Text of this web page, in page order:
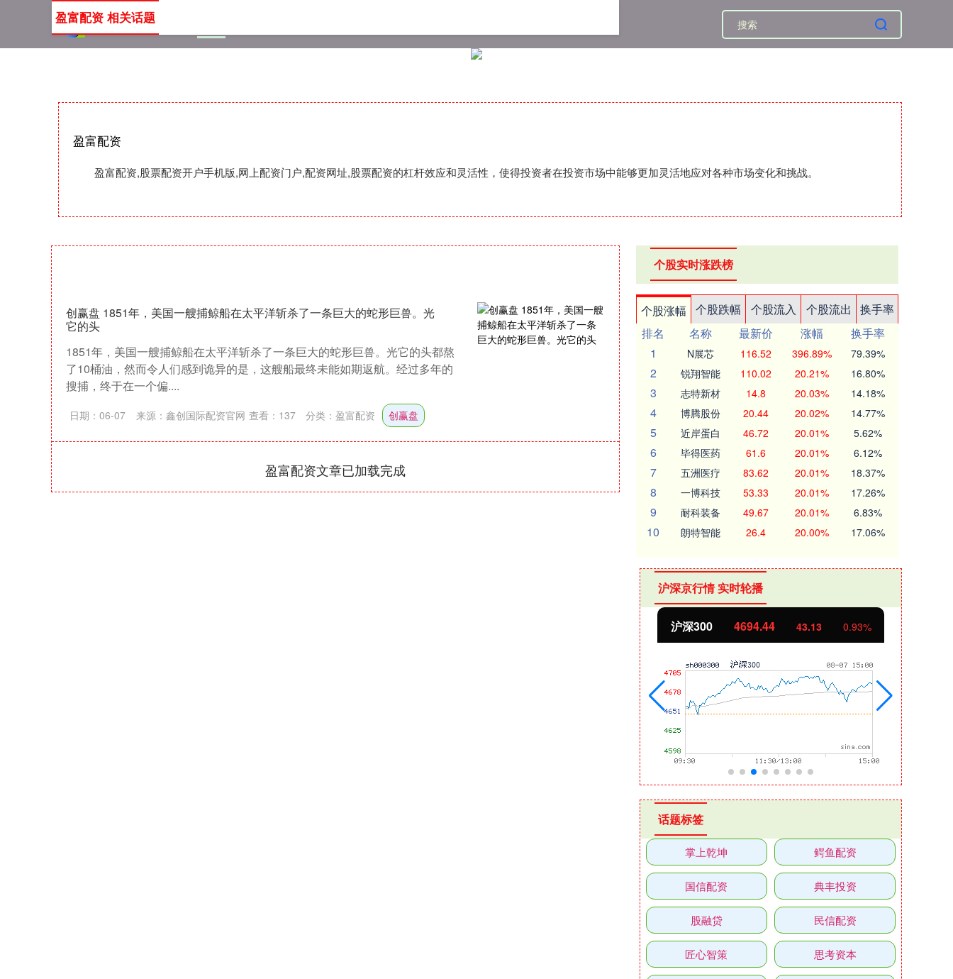
盈富配资
盈富配资,股票配资开户手机版,网上配资门户,配资网址,股票配资的杠杆效应和灵活性，使得投资者在投资市场中能够更加灵活地应对各种市场变化和挑战。
盈富配资 相关话题
创赢盘 1851年，美国一艘捕鲸船在太平洋斩杀了一条巨大的蛇形巨兽。光
它的头
1851年，美国一艘捕鲸船在太平洋斩杀了一条巨大的蛇形巨兽。光它的头都熬
了10桶油，然而令人们感到诡异的是，这艘船最终未能如期返航。经过多年的
搜捕，终于在一个偏....
日期：06-07 来源：鑫创国际配资官网 查看： 137 分类： 盈富配资 创赢盘
盈富配资文章已加载完成
个股实时涨跌榜
个股涨幅 个股跌幅 个股流入 个股流出
换手率
排名
名称 最新价 涨幅
换手率
1
N展芯 116.52 396.89% 79.39%
2 锐翔智能 110.02 20.21% 16.80%
3 志特新材 14.8 20.03% 14.18%
4 博腾股份 20.44 20.02% 14.77%
5 近岸蛋白 46.72 20.01% 5.62%
6 毕得医药 61.6 20.01% 6.12%
7 五洲医疗 83.62 20.01% 18.37%
8 一博科技 53.33 20.01% 17.26%
9 耐科装备 49.67 20.01% 6.83%
10 朗特智能 26.4 20.00% 17.06%
沪深京行情 实时轮播
沪深300 4694.44 43.13 0.93%
话题标签
掌上乾坤 鳄鱼配资
国信配资 典丰投资
股融贷 民信配资
匠心智策 思考资本